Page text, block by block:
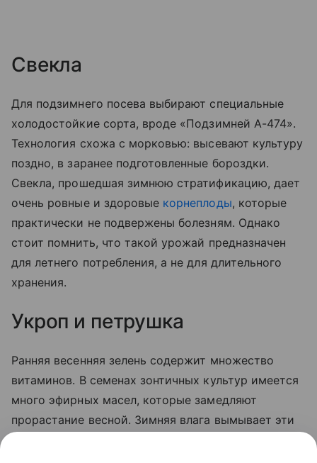
Свекла
Для подзимнего посева выбирают специальные
холодостойкие сорта, вроде «Подзимней А-474».
Технология схожа с морковью: высевают культуру
поздно, в заранее подготовленные бороздки.
Свекла, прошедшая зимнюю стратификацию, дает
очень ровные и здоровые корнеплоды, которые
практически не подвержены болезням. Однако
стоит помнить, что такой урожай предназначен
для летнего потребления, а не для длительного
хранения.
Укроп и петрушка
Ранняя весенняя зелень содержит множество
витаминов. В семенах зонтичных культур имеется
много эфирных масел, которые замедляют
прорастание весной. Зимняя влага вымывает эти